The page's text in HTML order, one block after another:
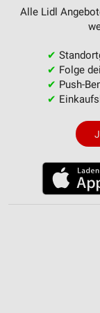
Alle Lidl
✔
✔ Folge
✔ Push-
✔
Erstellung von
von Inhalten
Verwendung
personalisierter
Messung der
Messung der
Analyse von
Kombinationen
Quellen